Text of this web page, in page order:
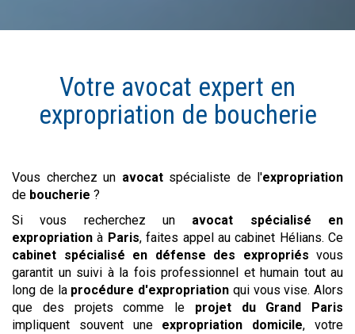
Votre avocat expert en
expropriation de boucherie
Vous cherchez un avocatspécialiste de l'expropriation
de boucherie ?
Si vous recherchez un avocat spécialisé en
expropriation à Paris, faites appel au cabinet Hélians. Ce
cabinet spécialisé en défense des expropriés vous
garantit un suivi à la fois professionnel et humain tout au
long de la procédure d'expropriation qui vous vise. Alors
que des projets comme le projet du Grand Paris
impliquent souvent une expropriation domicile, votre